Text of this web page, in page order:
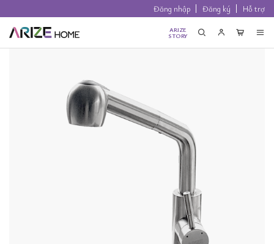
Đăng nhập Đăng ký Hỗ trợ
ARIZE
STORY